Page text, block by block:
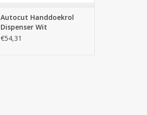
Autocut Handdoekrol
Dispenser Wit
€54,31